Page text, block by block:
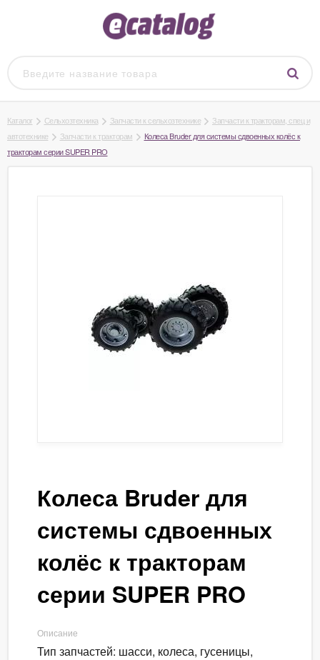
Каталог Сельхозтехника Запчасти к сельхозтехнике
Запчасти к тракторам, спец и
автотехнике
Запчасти к тракторам
Колеса Bruder для системы сдвоенных колёс к
тракторам серии SUPER PRO
Колеса Bruder для
системы сдвоенных
колёс к тракторам
серии SUPER PRO
Описание
Тип запчастей: шасси, колеса, гусеницы,